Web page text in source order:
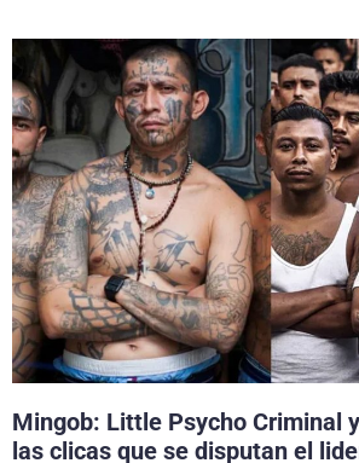
Mingob: Little Psycho Criminal
las clicas que se disputan el